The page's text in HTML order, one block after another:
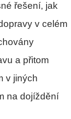
řešení, jak
v celém
a přitom
v jiných
na dojíždění